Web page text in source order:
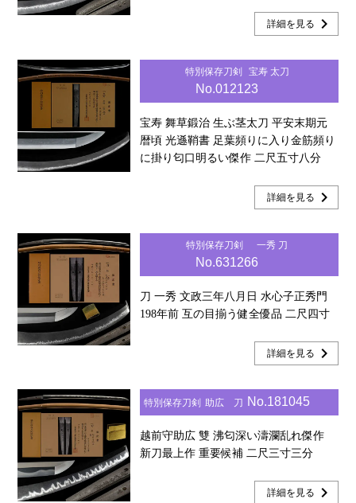
詳細を見る chevron_right
特別保存刀剣 宝寿 太刀
No.012123
宝寿 舞草鍛治 生ぶ茎太刀 平安末期元
暦頃 光遜鞘書 足葉頻りに入り金筋頻り
に掛り匂口明るい傑作 二尺五寸八分
詳細を見る chevron_right
特別保存刀剣 一秀 刀
No.631266
刀 一秀 文政三年八月日 水心子正秀門
198年前 互の目揃う健全優品 二尺四寸
詳細を見る chevron_right
特別保存刀剣 助広 刀 No.181045
越前守助広 雙 沸匂深い濤瀾乱れ傑作
新刀最上作 重要候補 二尺三寸三分
詳細を見る chevron_right